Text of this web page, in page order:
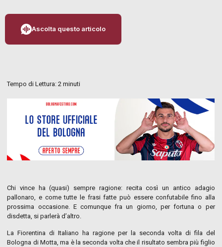
Ascolta questo articolo
Tempo di Lettura:2 minuti
Chi vince ha (quasi) sempre ragione: recita così un antico adagio
pallonaro, e come tutte le frasi fatte può essere confutabile fino alla
prossima occasione. E comunque fra un giorno, per fortuna o per
disdetta, si parlerà d’altro.
La Fiorentina di Italiano ha ragione per la seconda volta di fila del
Bologna di Motta, ma è la seconda volta che il risultato sembra più figlio